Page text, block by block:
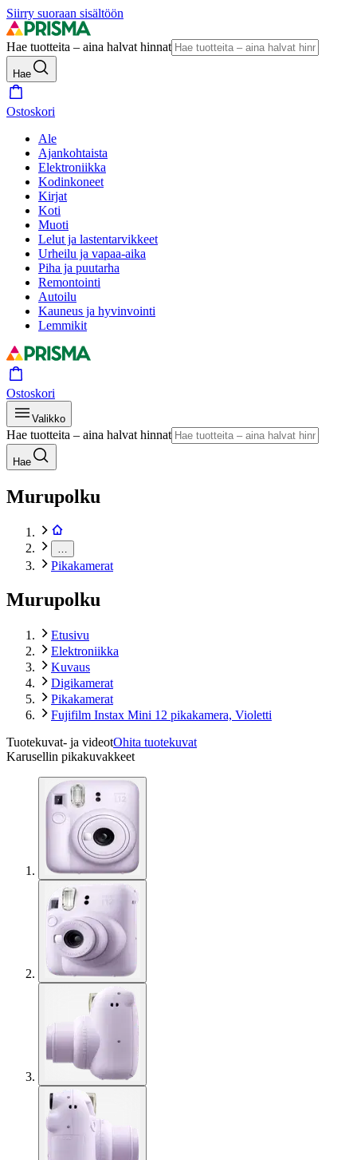
Siirry suoraan sisältöön
Hae tuotteita – aina halvat hinnat
Hae
Ostoskori
Ale
Ajankohtaista
Elektroniikka
Kodinkoneet
Kirjat
Koti
Muoti
Lelut ja lastentarvikkeet
Urheilu ja vapaa-aika
Piha ja puutarha
Remontointi
Autoilu
Kauneus ja hyvinvointi
Lemmikit
Ostoskori
Valikko
Hae tuotteita – aina halvat hinnat
Hae
Murupolku
Pikakamerat
Murupolku
Etusivu
Elektroniikka
Kuvaus
Digikamerat
Pikakamerat
Fujifilm Instax Mini 12 pikakamera, Violetti
Tuotekuvat- ja videotOhita tuotekuvat
Karusellin pikakuvakkeet